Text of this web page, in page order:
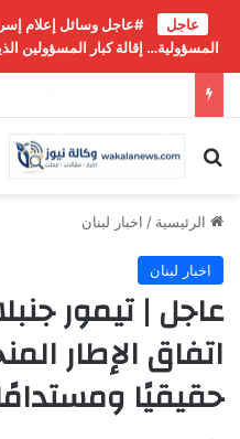
عاجل
#عاجل وسائل إعلام
المسؤولية… إقالة كبار المسؤولين
بحث عن
الرئيسية / اخبار لبنان
اخبار لبنان
عاجل | تيمور
اتفاق الإطار
حقيقيًا